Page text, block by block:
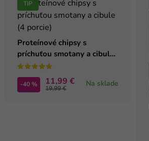
TIP
Proteínové chipsy s
príchuťou smotany a cibule
(4 porcie)
-40 % 11,99 €
19,99 €
Na sklade